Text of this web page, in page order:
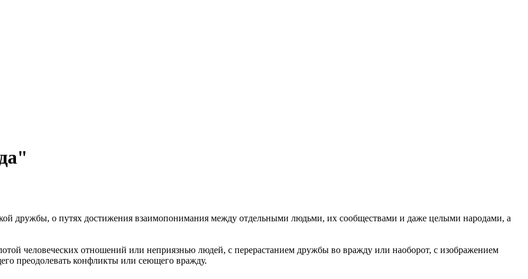
дружбы, о путях достижения взаимопонимания между отдельными людьми, их сообществами и даже целыми народами, а
человеческих отношений или неприязнью людей, с перерастанием дружбы во вражду или наоборот, с изображением
преодолевать конфликты или сеющего вражду.